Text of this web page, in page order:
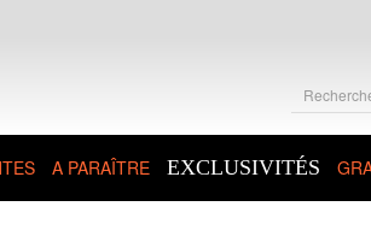
A PARAÎTRE EXCLUSIVITÉS